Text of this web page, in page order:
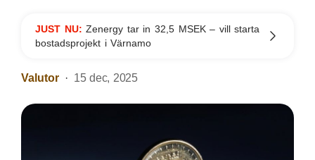
JUST NU:Zenergy tar in 32,5 MSEK – vill starta
bostadsprojekt i Värnamo
Valutor 15 dec, 2025